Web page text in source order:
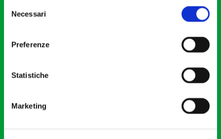
delNecessari
Preferenze
Statistiche
Marketing
Via S. Giovanni sul Muro, 2
Cod. Fisc. 80078650159